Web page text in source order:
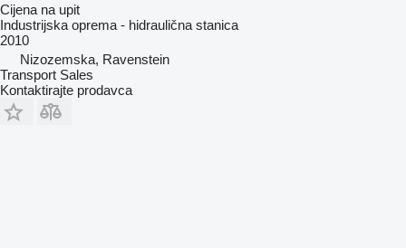
Cijena na upit
Industrijska oprema - hidraulična stanica
2010
Nizozemska, Ravenstein
Transport Sales
Kontaktirajte prodavca